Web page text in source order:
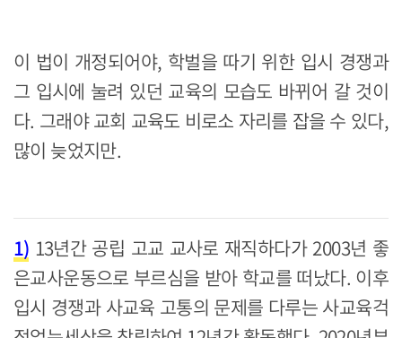
이 법이 개정되어야, 학벌을 따기 위한 입시 경쟁과
그 입시에 눌려 있던 교육의 모습도 바뀌어 갈 것이
다. 그래야 교회 교육도 비로소 자리를 잡을 수 있다,
많이 늦었지만.
1) 13년간 공립 고교 교사로 재직하다가 2003년 좋
은교사운동으로 부르심을 받아 학교를 떠났다. 이후
입시 경쟁과 사교육 고통의 문제를 다루는 사교육걱